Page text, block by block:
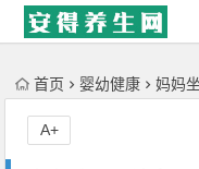
'); })();
首页 婴幼健康 妈妈
A+